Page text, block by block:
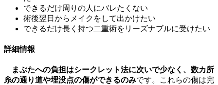
できるだけ周りの人にバレたくない
術後翌日からメイクをして出かけたい
できるだけ長く持つ二重術をリーズナブルに受けたい
詳細情報
まぶたへの負担はシークレット法に次いで少なく、数カ所
糸の通り道や埋没点の傷ができるのみです。これらの傷は完